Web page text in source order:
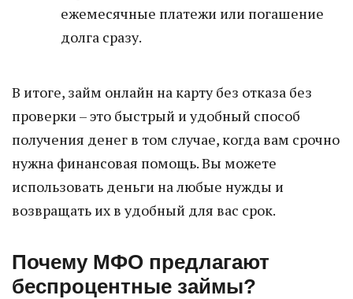
ежемесячные платежи или погашение
долга сразу.
В итоге, займ онлайн на карту без отказа без
проверки – это быстрый и удобный способ
получения денег в том случае, когда вам срочно
нужна финансовая помощь. Вы можете
использовать деньги на любые нужды и
возвращать их в удобный для вас срок.
Почему МФО предлагают
беспроцентные займы?